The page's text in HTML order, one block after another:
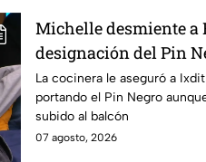
Michelle desmiente a
designación del Pin
integrante de las
24/7
La cocinera le aseguró a
portando el Pin Negro
subido al balcón
07 agosto, 2026